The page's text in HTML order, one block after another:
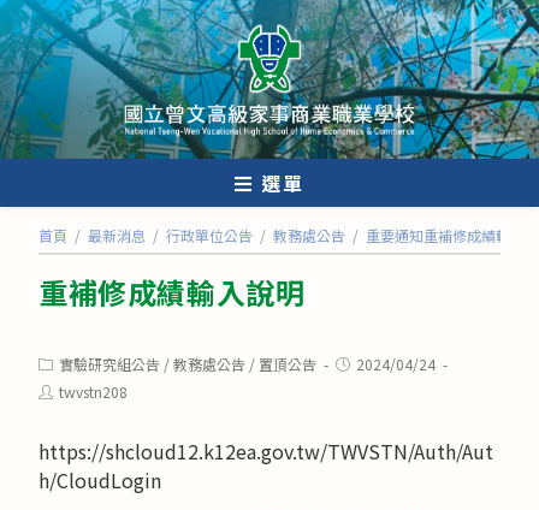
跳
轉
至
主
要
內
選單
首頁 / 最新消息 / 行政單位公告 / 教務處公告 / 重要通知重補修成績輸入
重補修成績輸入說明
Post
category:
實驗研究組公告 /教務處公告 / 置頂公告
Post2024/04/24
Posttwvstn208
https://shcloud12.k12ea.gov.tw/TWVSTN/Auth/Aut
h/CloudLogin